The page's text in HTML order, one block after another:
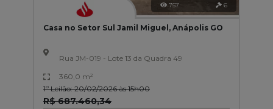
757 6
Casa no Setor Sul Jamil Miguel, Anápolis GO
Rua JM-019 - Lote 13 da Quadra 49
360,0 m²
1º Leilão: 20/02/2026 às 15h00
R$ 687.460,34